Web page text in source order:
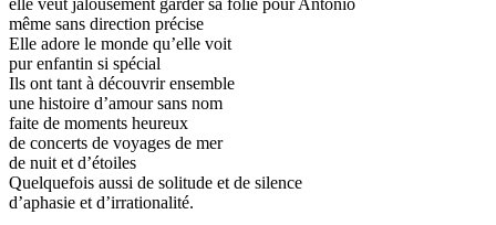
même sans direction précise
Elle adore le monde qu’elle voit
pur enfantin si spécial
Ils ont tant à découvrir ensemble
une histoire d’amour sans nom
faite de moments heureux
de concerts de voyages de mer
de nuit et d’étoiles
Quelquefois aussi de solitude et de silence
d’aphasie et d’irrationalité.